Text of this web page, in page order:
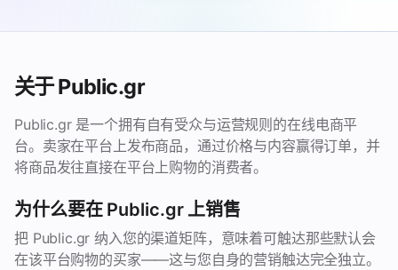
关于 Public.gr
Public.gr 是一个拥有自有受众与运营规则的在线电商平
台。卖家在平台上发布商品，通过价格与内容赢得订单，并
将商品发往直接在平台上购物的消费者。
为什么要在 Public.gr 上销售
把 Public.gr 纳入您的渠道矩阵，意味着可触达那些默认会
在该平台购物的买家——这与您自身的营销触达完全独立。